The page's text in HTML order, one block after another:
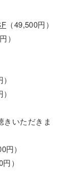
（49,500円）
）
きいただきま
円）
）